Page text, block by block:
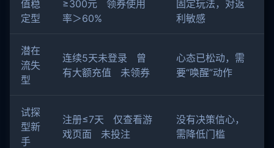
值稳
定型
≥300元 领券使用
率＞60%
固定玩法，对返
利敏感
潜在
流失
型
连续5天未登录 曾
有大额充值 未领券
心态已松动，需
要“唤醒”动作
试探
型新
手
注册≤7天 仅查看游
戏页面 未投注
没有决策信心，
需降低门槛